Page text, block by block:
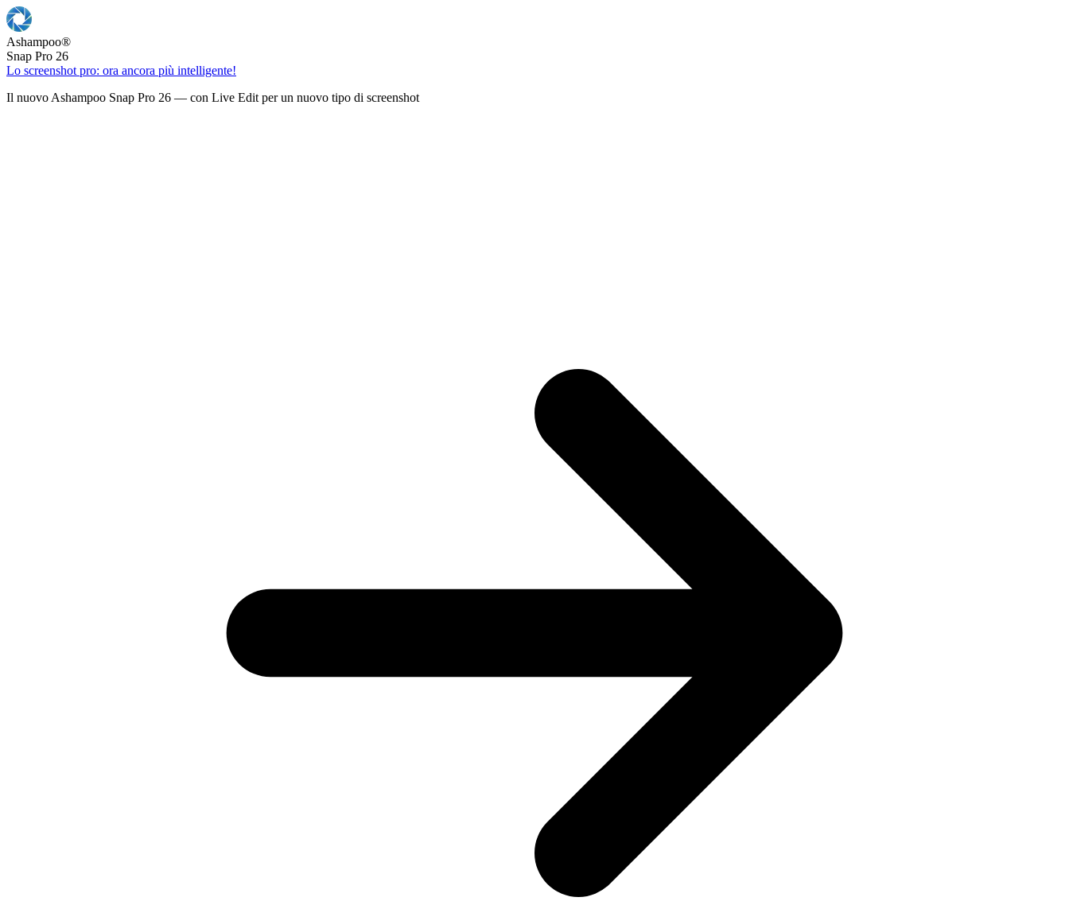
Ashampoo®
Snap Pro 26
Lo screenshot pro: ora ancora più intelligente!
Il nuovo Ashampoo Snap Pro 26 — con Live Edit per un nuovo tipo di screenshot